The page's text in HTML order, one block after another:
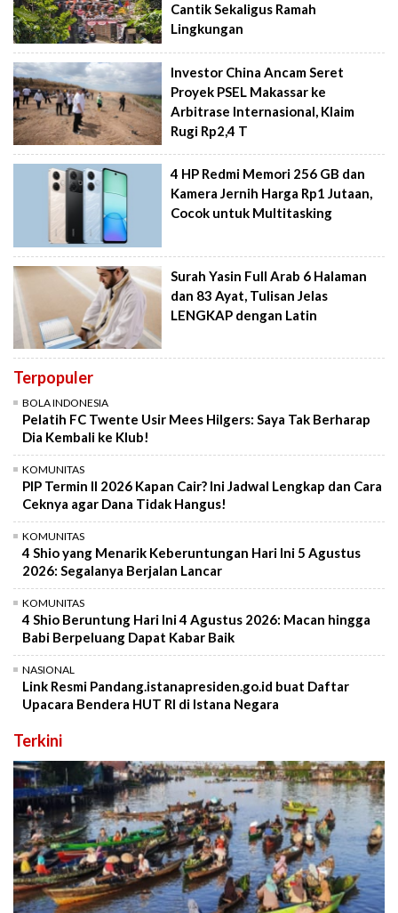
Cantik Sekaligus Ramah
Lingkungan
Investor China Ancam Seret
Proyek PSEL Makassar ke
Arbitrase Internasional, Klaim
Rugi Rp2,4 T
4 HP Redmi Memori 256 GB dan
Kamera Jernih Harga Rp1 Jutaan,
Cocok untuk Multitasking
Surah Yasin Full Arab 6 Halaman
dan 83 Ayat, Tulisan Jelas
LENGKAP dengan Latin
Terpopuler
BOLA INDONESIA
Pelatih FC Twente Usir Mees Hilgers: Saya Tak Berharap
Dia Kembali ke Klub!
KOMUNITAS
PIP Termin II 2026 Kapan Cair? Ini Jadwal Lengkap dan Cara
Ceknya agar Dana Tidak Hangus!
KOMUNITAS
4 Shio yang Menarik Keberuntungan Hari Ini 5 Agustus
2026: Segalanya Berjalan Lancar
KOMUNITAS
4 Shio Beruntung Hari Ini 4 Agustus 2026: Macan hingga
Babi Berpeluang Dapat Kabar Baik
NASIONAL
Link Resmi Pandang.istanapresiden.go.id buat Daftar
Upacara Bendera HUT RI di Istana Negara
Terkini